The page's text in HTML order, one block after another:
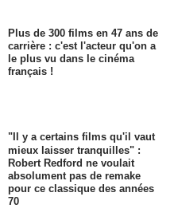
Plus de 300 films en 47 ans de
carrière : c'est l'acteur qu'on a
le plus vu dans le cinéma
français !
"Il y a certains films qu'il vaut
mieux laisser tranquilles" :
Robert Redford ne voulait
absolument pas de remake
pour ce classique des années
70